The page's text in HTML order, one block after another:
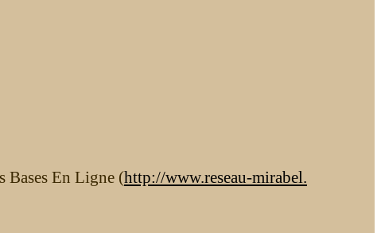
Bases En Ligne (http://www.reseau-mirabel.